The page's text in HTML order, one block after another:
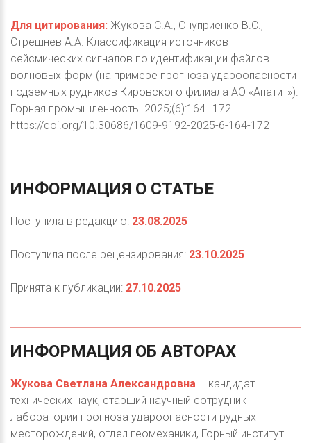
Для цитирования: Жукова С.А., Онуприенко В.С.,
Стрешнев А.А. Классификация источников
сейсмических сигналов по идентификации файлов
волновых форм (на примере прогноза удароопасности
подземных рудников Кировского филиала АО «Апатит»).
Горная промышленность. 2025;(6):164–172.
https://doi.org/10.30686/1609-9192-2025-6-164-172
ИНФОРМАЦИЯ О СТАТЬЕ
Поступила в редакцию: 23.08.2025
Поступила после рецензирования: 23.10.2025
Принята к публикации: 27.10.2025
ИНФОРМАЦИЯ ОБ АВТОРАХ
Жукова Светлана Александровна – кандидат
технических наук, старший научный сотрудник
лаборатории прогноза удароопасности рудных
месторождений, отдел геомеханики, Горный институт